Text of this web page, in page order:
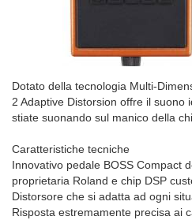
Dotato della tecnologia Multi-
2 Adaptive Distorsion offre il suono
stiate suonando sul manico della
Caratteristiche tecniche
Innovativo pedale BOSS Compact
proprietaria Roland e chip DSP
Distorsore che si adatta ad ogni
Risposta estremamente precisa ai